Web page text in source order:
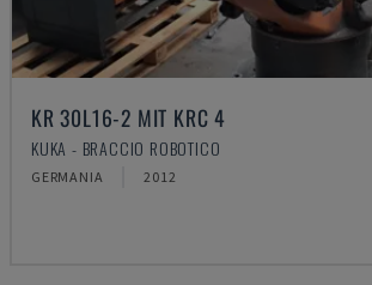
KR 30L16-2 MIT KRC 4
KUKA - BRACCIO ROBOTICO
GERMANIA 2012